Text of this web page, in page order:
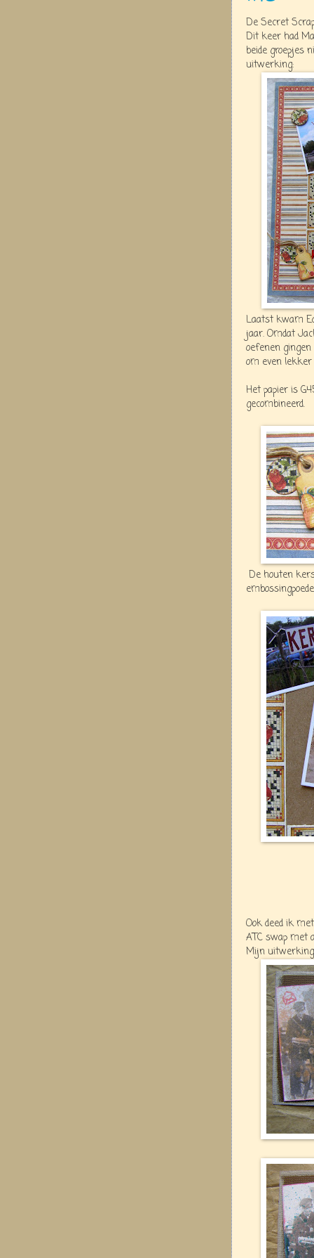
De Secret
Dit keer had
beide groepjes
uitwerking:
Laatst kwam
jaar. Omdat
oefenen
om even
Het papier is
gecombineerd.
De houten
Ook deed ik
ATC swap met
Mijn